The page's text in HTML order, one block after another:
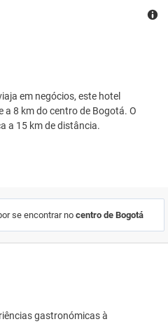
ou seminários podem
em negócios, este hotel
8 km do centro de Bogotá. O
a 15 km de distância.
se encontrar no centro de Bogotá
gastronómicas à